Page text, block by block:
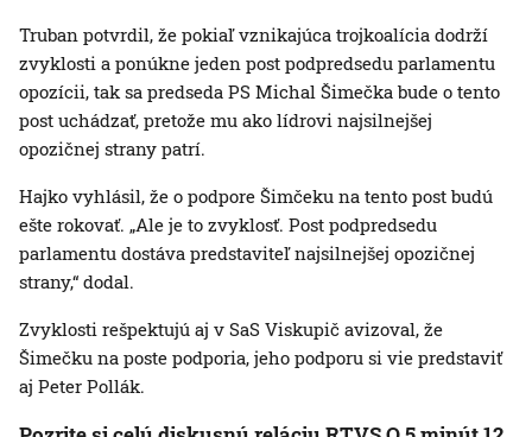
Truban potvrdil, že pokiaľ vznikajúca trojkoalícia dodrží
zvyklosti a ponúkne jeden post podpredsedu parlamentu
opozícii, tak sa predseda PS Michal Šimečka bude o tento
post uchádzať, pretože mu ako lídrovi najsilnejšej
opozičnej strany patrí.
Hajko vyhlásil, že o podpore Šimčeku na tento post budú
ešte rokovať. „Ale je to zvyklosť. Post podpredsedu
parlamentu dostáva predstaviteľ najsilnejšej opozičnej
strany,“ dodal.
Zvyklosti rešpektujú aj v SaS Viskupič avizoval, že
Šimečku na poste podporia, jeho podporu si vie predstaviť
aj Peter Pollák.